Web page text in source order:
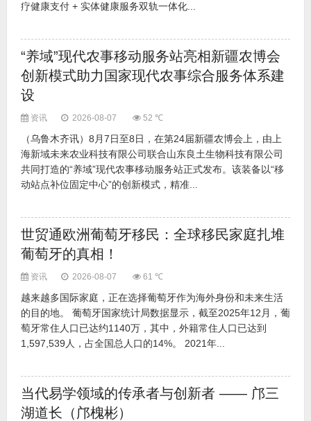
疗健康支付 + 实体健康服务双轨一体化...
“养域”现代农事移动服务站亮相新疆农博会
创新模式助力国家现代农事综合服务体系建
设
资讯 2026-08-07 52 ℃
（乌鲁木齐讯）8月7日至8日，在第24届新疆农博会上，由上
海新域未来农业科技有限公司联合山东良土生物科技有限公司
共同打造的“养域”现代农事移动服务站正式发布。该装备以“移
动站点补位固定中心”的创新模式，精准...
世贸通欧洲葡萄牙移民：全球移民家庭扎堆
葡萄牙的真相！
资讯 2026-08-07 61 ℃
越来越多国际家庭，正在选择葡萄牙作为海外身份和未来生活
的目的地。 葡萄牙国家统计局数据显示，截至2025年12月，葡
萄牙常住人口已达约1140万，其中，外籍常住人口已达到
1,597,539人，占全国总人口的14%。 2021年...
当代易学领域的传承者与创新者 —— 邝三
湖道长（邝槐彬）